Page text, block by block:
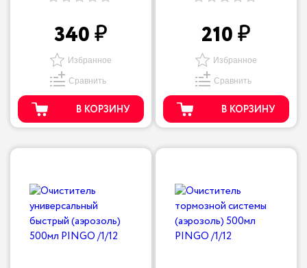
340
Избранное
Сравнить
В КОРЗИНУ
210
Избранное
Сравнить
В КОРЗИНУ